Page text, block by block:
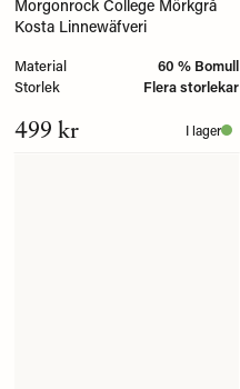
Morgonrock College Mörkgrå
Kosta Linnewäfveri
Material
60 % Bomull
Storlek
Flera storlekar
499 kr I lager